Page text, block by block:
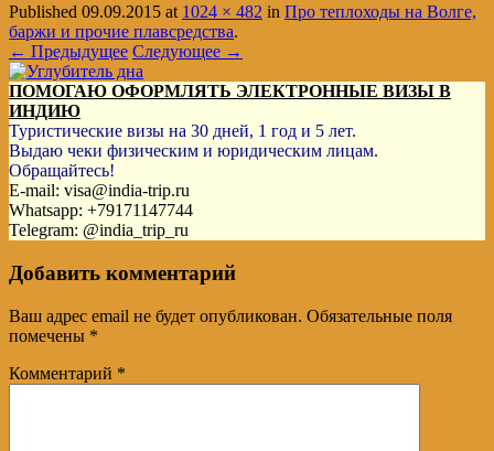
Published 09.09.2015 at 1024 × 482 in Про теплоходы на Волге,
баржи и прочие плавсредства.
← Предыдущее Следующее →
ПОМОГАЮ ОФОРМЛЯТЬ ЭЛЕКТРОННЫЕ ВИЗЫ В
ИНДИЮ
Туристические визы на 30 дней, 1 год и 5 лет.
Выдаю чеки физическим и юридическим лицам.
Обращайтесь!
E-mail: visa@india-trip.ru
Whatsapp: +79171147744
Telegram: @india_trip_ru
Добавить комментарий
Ваш адрес email не будет опубликован. Обязательные поля
помечены *
Комментарий *